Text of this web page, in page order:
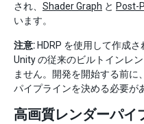
され、 Shader Graph と Post-
います。
注意: HDRP を使用して作成
Unity の従来のビルトインレ
ません。開発を開始する前に
パイプラインを決める必要が
高画質レンダーパイ